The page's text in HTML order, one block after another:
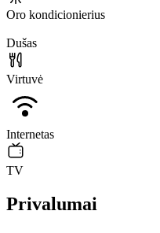
Oro kondicionierius
Dušas
Virtuvė
Internetas
TV
Privalumai